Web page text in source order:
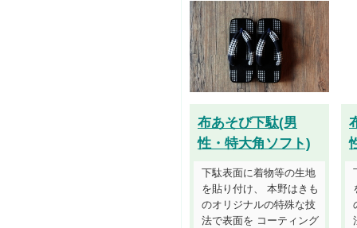
布あそび下駄(男
性・特大角ソフト)
下駄表面に着物等の生地
を貼り付け、 本野はきも
のオリジナルの特殊な技
法で表面を コーティング